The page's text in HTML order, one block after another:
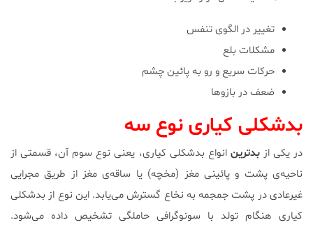
تغییر در الگوی تنفس
مشکلات بلع
حرکات سریع و رو به پائین چشم
ضعف در بازوها
بدشکلی کیاری نوع سه
در یکی ازبدترین انواع بدشکلی کیاری، یعنی نوع سوم آن، قسمتی از
ناحیه‌ی پشت و پائینی مغز (مخچه) یا ساقه‌ی مغز از طریق مجرایی
غیرعادی در پشت جمجمه به نخاع گسترش می‌یابد. این نوع از بدشکلی
کیاری هنگام تولد با سونوگرافی حاملگی تشخیص داده می‌شود.